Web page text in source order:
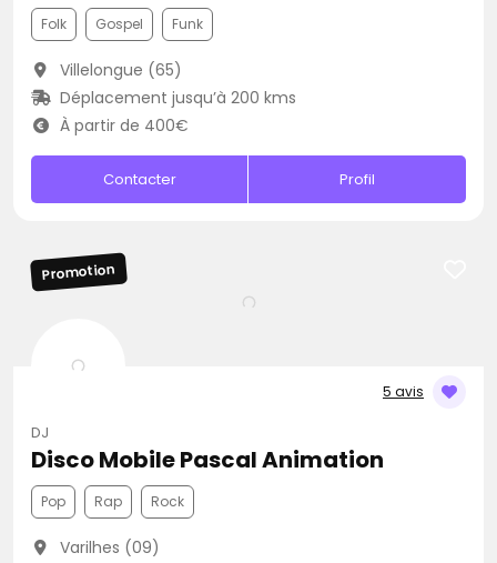
Folk Gospel Funk
Villelongue (65)
Déplacement jusqu’à 200 kms
À partir de 400€
Contacter Profil
5 avis
Promotion
DJ
Disco Mobile Pascal Animation
Pop Rap Rock
Varilhes (09)